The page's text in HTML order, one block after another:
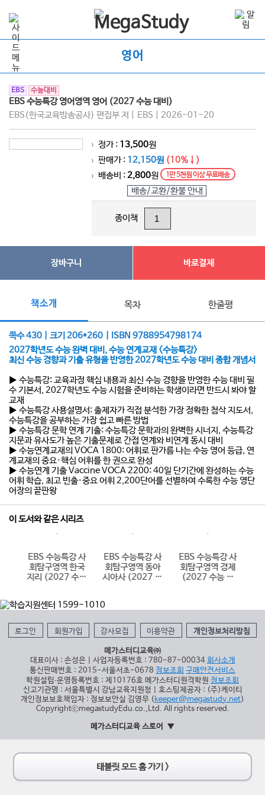
영어
EBS 수능대비
EBS 수능특강 영어영역 영어 (2027 수능 대비)
EBS(한국교육방송공사) 편집부 저 | EBS | 2026-01-20
> 정가 : 13,500원
> 판매가 : 12,150원 (10%↓)
> 배송비 :2,800원 1만 5천원 이상 무료배송
배송/교환/환불 안내
종이책
장바구니 바로결제
책소개 목차 한줄평
쪽수 430 | 크기 206*260 | ISBN 9788954798174
2027학년도 수능 완벽 대비, 수능 연계교재 <수능특강>
최신 수능 경향과 기출 유형을 반영한 2027학년도 수능 대비 종합 개념서
▶ 수능특강: 교육과정 핵심 내용과 최신 수능 경향을 반영한 수능 대비 필
수 기본서, 2027학년도 수능 시험을 준비하는 학생이라면 반드시 봐야 할
교재
▶ 수능특강 사용설명서: 출제자가 직접 분석한 가장 정확한 첨삭 지도서,
수능특강을 공부하는 가장 쉽고 빠른 방법
▶ 수능특강 문학 연계 기출: 수능특강 문학과의 완벽한 시너지, 수능특강
지문과 유사도가 높은 기출문제로 간접 연계와 비연계 동시 대비
▶ 수능연계교재의 VOCA 1800: 어휘로 판가름 나는 수능 영어 등급, 연
계교재의 중요·핵심 어휘를 한 권으로 완성
▶ 수능연계 기출 Vaccine VOCA 2200: 40일 단기간에 완성하는 수능
어휘 학습, 최고 빈출·중요 어휘 2,200단어를 선별하여 수록한 수능 영단
어장의 끝판왕
이 도서와 같은 시리즈
EBS 수능특강 사
회탐구영역 한국
지리 (2027 수능
EBS 수능특강 사
회탐구영역 동아
시아사 (2027 수
EBS 수능특강 사
회탐구영역 경제
(2027 수능 대
로그인 회원가입 강사모집 이용약관 개인정보처리방침
메가스터디교육㈜
대표이사 : 손성은 | 사업자등록번호 : 780-87-00034 회사소개
통신판매번호 : 2015-서울서초-0678 정보조회 구매안전서비스
학원설립∙운영등록번호 : 제10176호 메가스터디원격학원 정보조회
신고기관명 : 서울특별시 강남교육지원청 | 호스팅제공자 : (주)케이티
개인정보보호책임자 : 정보보안실 김영무 (keeper@megastudy.net)
CopyrightⓒmegastudyEdu.co.,Ltd. All rights reserved.
메가스터디교육 스토어
태블릿 모드 홈 가기 >